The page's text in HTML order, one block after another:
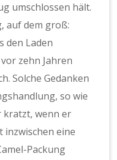
umschlossen hält.
auf dem groß:
den Laden
zehn Jahren
Solche Gedanken
so wie
kratzt, wenn er
inzwischen eine
Packung